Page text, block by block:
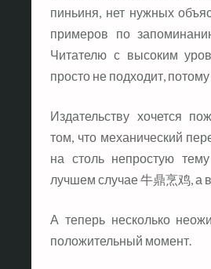
пиньиня, нет нужных
примеров по
Читателю с высоким
просто не подходит,
Издательству хочется
том, что механический
на столь непростую
лучшем случае 牛鼎烹鸡, а
А теперь несколько
положительный момент.